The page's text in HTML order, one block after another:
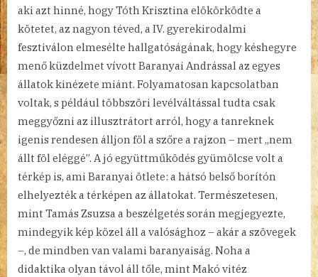
aki azt hinné, hogy Tóth Krisztina elökörködte a
kötetet, az nagyon téved, a IV. gyerekirodalmi
fesztiválon elmesélte hallgatóságának, hogy késhegyre
menő küzdelmet vívott Baranyai Andrással az egyes
állatok kinézete miánt. Folyamatosan kapcsolatban
voltak, s például többszöri levélváltással tudta csak
meggyőzni az illusztrátort arról, hogy a tanreknek
igenis rendesen álljon föl a szőre a rajzon – mert „nem
állt föl eléggé”. A jó együttműködés gyümölcse volt a
térkép is, ami Baranyai ötlete: a hátsó belső borítón
elhelyezték a térképen az állatokat. Természetesen,
mint Tamás Zsuzsa a beszélgetés során megjegyezte,
mindegyik kép közel áll a valósághoz – akár a szövegek
–, de mindben van valami baranyaiság. Noha a
didaktika olyan távol áll tőle, mint Makó vitéz